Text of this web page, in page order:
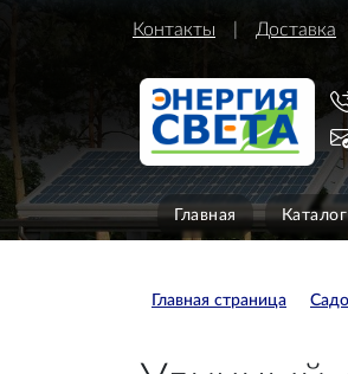
Контакты Доставка
Главная Каталог
Главная страница